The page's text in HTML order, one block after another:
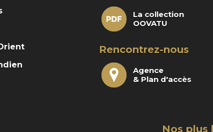
La collection
OOVATU
Rencontrez-nous
Agence
& Plan d'accès
Nos plus